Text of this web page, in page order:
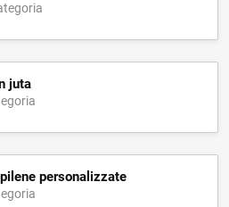
juta
personalizzate